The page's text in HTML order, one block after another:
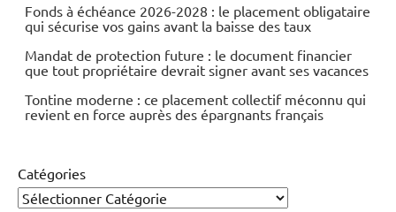
Fonds à échéance 2026-2028 : le placement obligataire
qui sécurise vos gains avant la baisse des taux
Mandat de protection future : le document financier
que tout propriétaire devrait signer avant ses vacances
Tontine moderne : ce placement collectif méconnu qui
revient en force auprès des épargnants français
Catégories